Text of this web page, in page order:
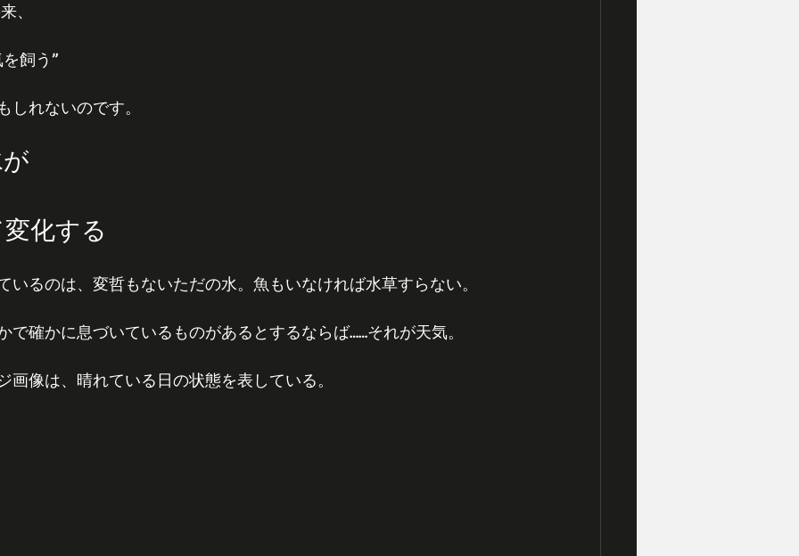
、
飼う”
しれないのです。
化する
いるのは、変哲もないただの水。魚もいなければ水草すらない。
で確かに息づいているものがあるとするならば……それが天気。
画像は、晴れている日の状態を表している。